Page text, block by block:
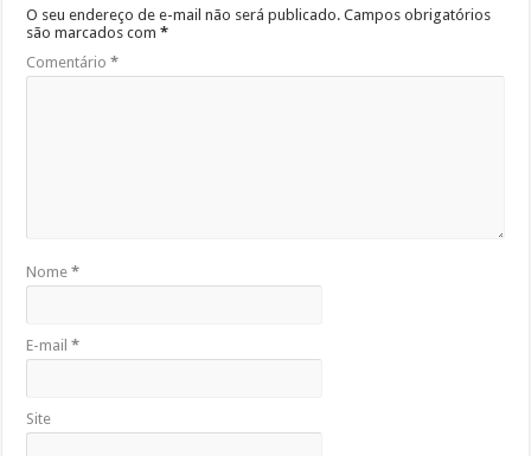
O seu endereço de e-mail não será publicado. Campos obrigatórios
são marcados com*
Comentário*
Nome*
E-mail*
Site